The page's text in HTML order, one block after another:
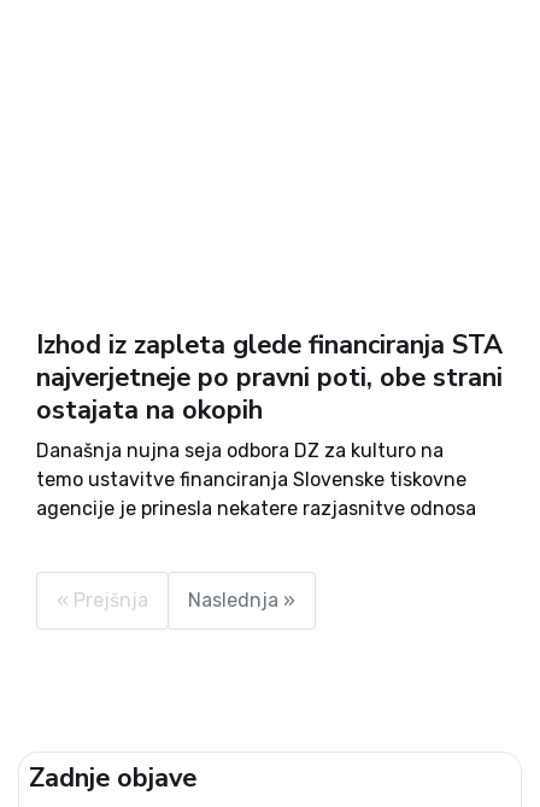
Izhod iz zapleta glede financiranja STA
najverjetneje po pravni poti, obe strani
ostajata na okopih
Današnja nujna seja odbora DZ za kulturo na
temo ustavitve financiranja Slovenske tiskovne
agencije je prinesla nekatere razjasnitve odnosa
STA, pa tudi pojasnila o delovanju STA. Kot kaže
glede na povedano na prvem...
« Prejšnja Naslednja »
Zadnje objave